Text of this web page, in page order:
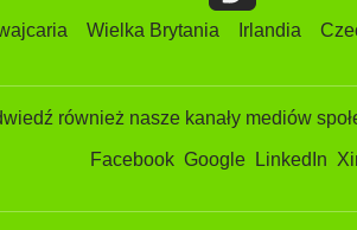
Wielka Brytania Irlandia
również nasze kanały mediów
Facebook Google LinkedIn